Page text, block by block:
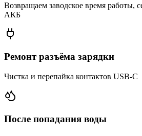
Возвращаем заводское время работы,
АКБ
Ремонт разъёма зарядки
Чистка и перепайка контактов USB-C
После попадания воды